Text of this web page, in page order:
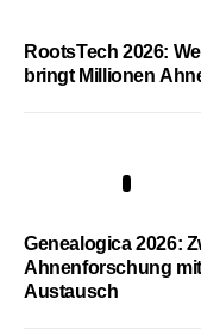
RootsTech 2026:
bringt Millionen
Genealogica 2026:
Ahnenforschung
Austausch